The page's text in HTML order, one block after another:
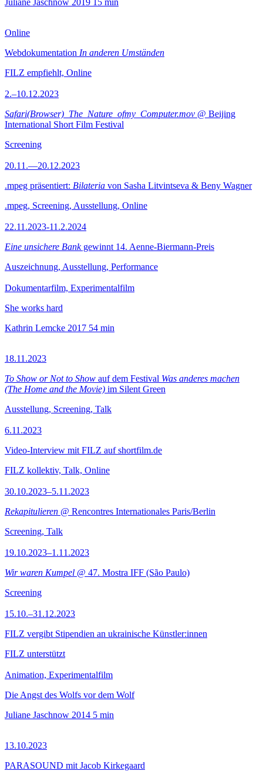
Juliane Jaschnow 2019 15 min
Online
Webdokumentation In anderen Umständen
FILZ empfiehlt, Online
2.–10.12.2023
Safari(Browser)_The_Nature_ofmy_Computer.mov @ Beijing
International Short Film Festival
Screening
20.11.—20.12.2023
.mpeg präsentiert: Bilateria von Sasha Litvintseva & Beny Wagner
.mpeg, Screening, Ausstellung, Online
22.11.2023-11.2.2024
Eine unsichere Bankgewinnt 14. Aenne-Biermann-Preis
Auszeichnung, Ausstellung, Performance
Dokumentarfilm, Experimentalfilm
She works hard
Kathrin Lemcke 2017 54 min
18.11.2023
To Show or Not to Show auf dem Festival Was anderes machen
(The Home and the Movie) im Silent Green
Ausstellung, Screening, Talk
6.11.2023
Video-Interview mit FILZ auf shortfilm.de
FILZ kollektiv, Talk, Online
30.10.2023–5.11.2023
Rekapitulieren @ Rencontres Internationales Paris/Berlin
Screening, Talk
19.10.2023–1.11.2023
Wir waren Kumpel @ 47. Mostra IFF (São Paulo)
Screening
15.10.–31.12.2023
FILZ vergibt Stipendien an ukrainische Künstler:innen
FILZ unterstützt
Animation, Experimentalfilm
Die Angst des Wolfs vor dem Wolf
Juliane Jaschnow 2014 5 min
13.10.2023
PARASOUND mit Jacob Kirkegaard